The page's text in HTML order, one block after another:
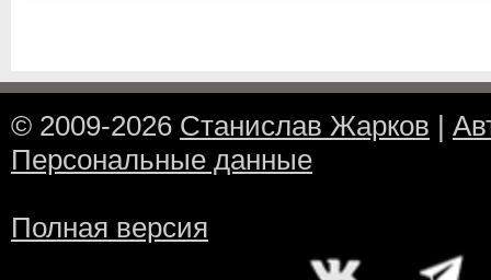
© 2009-2026 Станислав Жарков |
Персональные данные
Полная версия